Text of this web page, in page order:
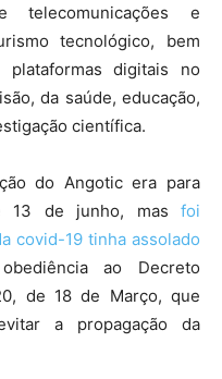
telecomunicações e
tecnológico, bem
digitais no
da saúde, educação,
científica.
do Angotic era para
13 de junho, mas foi
covid-19 tinha assolado
ao Decreto
de 18 de Março, que
a propagação da